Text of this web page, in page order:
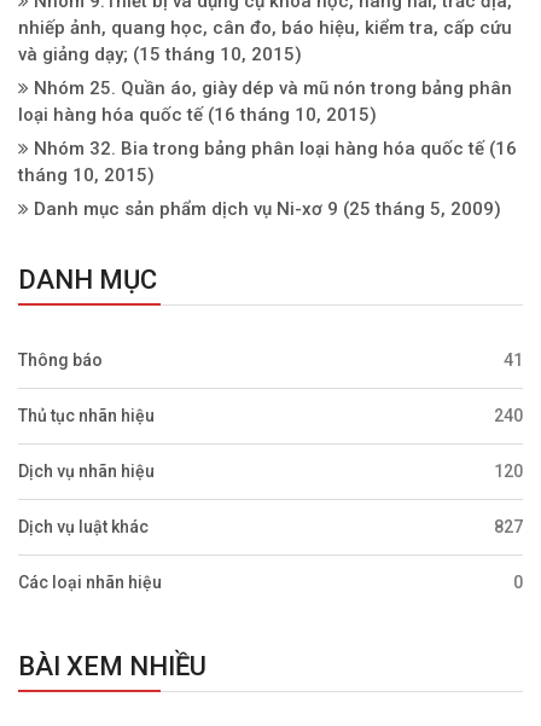
nhiếp ảnh, quang học, cân đo, báo hiệu, kiểm tra, cấp cứu
và giảng dạy; (15 tháng 10, 2015)
Nhóm 25. Quần áo, giày dép và mũ nón trong bảng phân
loại hàng hóa quốc tế(16 tháng 10, 2015)
Nhóm 32. Bia trong bảng phân loại hàng hóa quốc tế(16
tháng 10, 2015)
Danh mục sản phẩm dịch vụ Ni-xơ 9 (25 tháng 5, 2009)
DANH MỤC
Thông báo 41
Thủ tục nhãn hiệu 240
Dịch vụ nhãn hiệu 120
Dịch vụ luật khác 827
Các loại nhãn hiệu 0
BÀI XEM NHIỀU